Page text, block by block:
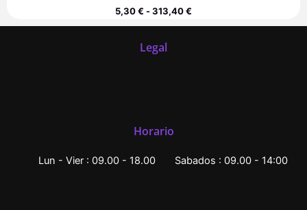
5,30€-313,40€
Legal
Horario
Lun - Vier : 09.00 - 18.00 Sabados : 09.00 - 14:00